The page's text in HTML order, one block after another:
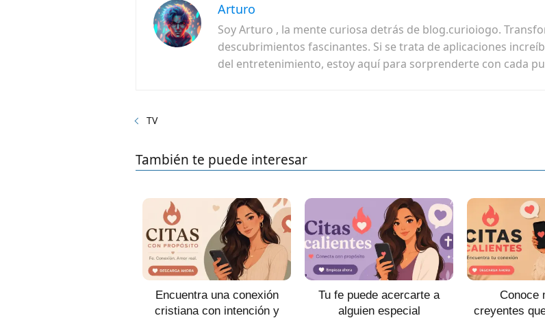
Arturo
Soy Arturo , la mente curiosa detrás de blog.curioiogo.
descubrimientos fascinantes. Si se trata de aplicaciones
del entretenimiento, estoy aquí para sorprenderte con cada
TV
También te puede interesar
Encuentra una conexión
cristiana con intención y
Tu fe puede acercarte a
alguien especial
Conoce
creyentes